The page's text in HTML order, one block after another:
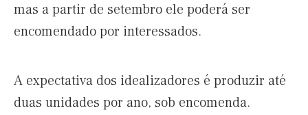
mas a partir de setembro ele poderá ser
encomendado por interessados.
A expectativa dos idealizadores é produzir até
duas unidades por ano, sob encomenda.